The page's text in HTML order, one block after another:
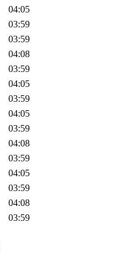
04:05
03:59
03:59
04:08
03:59
04:05
03:59
04:05
03:59
04:08
03:59
04:05
03:59
04:08
03:59